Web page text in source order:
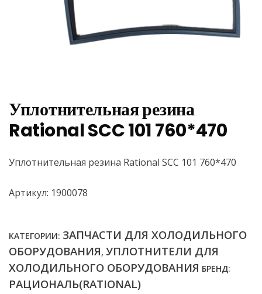
Уплотнительная резина
Rational SCC 101 760*470
Уплотнительная резина Rational SCC 101 760*470
Артикул: 1900078
КАТЕГОРИИ: ЗАПЧАСТИ ДЛЯ ХОЛОДИЛЬНОГО
ОБОРУДОВАНИЯ, УПЛОТНИТЕЛИ ДЛЯ
ХОЛОДИЛЬНОГО ОБОРУДОВАНИЯ БРЕНД:
РАЦИОНАЛЬ(RATIONAL)